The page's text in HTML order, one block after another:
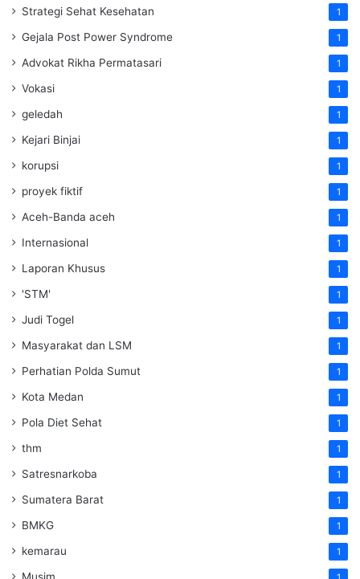
Strategi Sehat Kesehatan 1
Gejala Post Power Syndrome 1
Advokat Rikha Permatasari 1
Vokasi 1
geledah 1
Kejari Binjai 1
korupsi 1
proyek fiktif 1
Aceh-Banda aceh 1
Internasional 1
Laporan Khusus 1
'STM' 1
Judi Togel 1
Masyarakat dan LSM 1
Perhatian Polda Sumut 1
Kota Medan 1
Pola Diet Sehat 1
thm 1
Satresnarkoba 1
Sumatera Barat 1
BMKG 1
kemarau 1